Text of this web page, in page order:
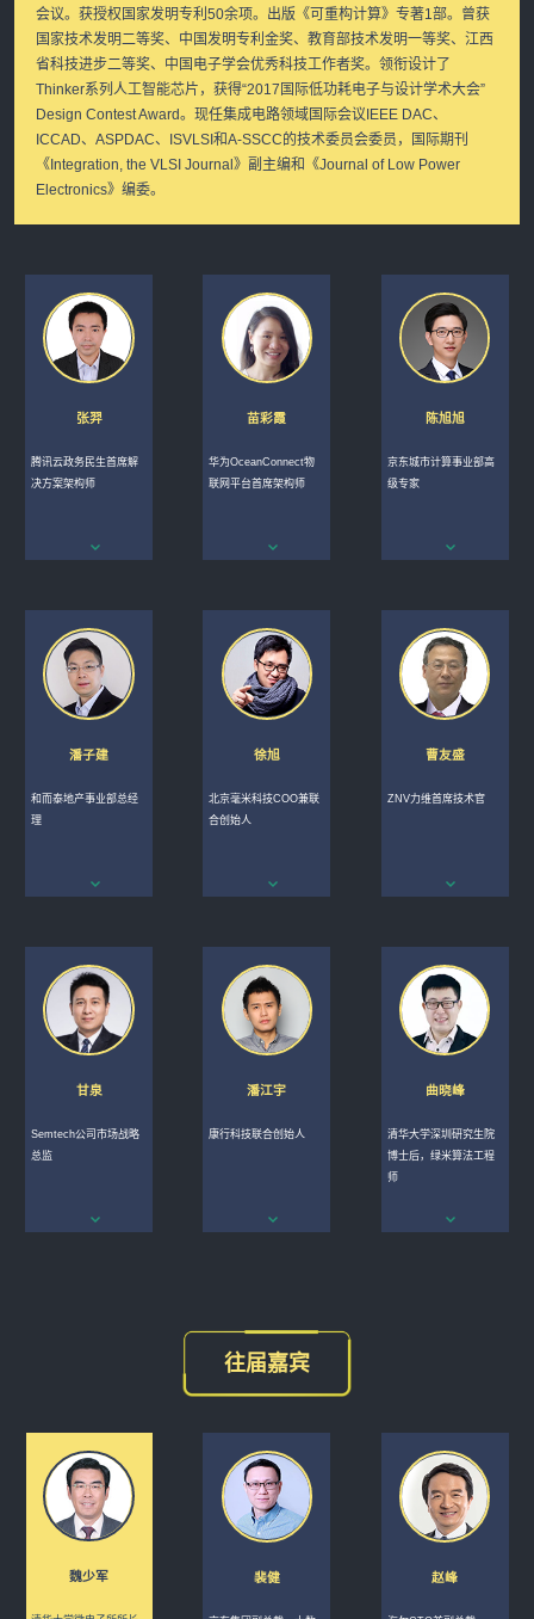
会议。获授权国家发明专利50余项。出版《可重构计算》专著1部。曾获
国家技术发明二等奖、中国发明专利金奖、教育部技术发明一等奖、江西
省科技进步二等奖、中国电子学会优秀科技工作者奖。领衔设计了
Thinker系列人工智能芯片，获得“2017国际低功耗电子与设计学术大会”
Design Contest Award。现任集成电路领域国际会议IEEE DAC、
ICCAD、ASPDAC、ISVLSI和A-SSCC的技术委员会委员，国际期刊
《Integration, the VLSI Journal》副主编和《Journal of Low Power
Electronics》编委。
张羿
腾讯云政务民生首席解
决方案架构师
苗彩霞
华为OceanConnect物
联网平台首席架构师
陈旭旭
京东城市计算事业部高
级专家
潘子建
和而泰地产事业部总经
理
徐旭
北京毫米科技COO兼联
合创始人
曹友盛
ZNV力维首席技术官
甘泉
Semtech公司市场战略
总监
潘江宇
康行科技联合创始人
曲晓峰
清华大学深圳研究生院
博士后，绿米算法工程
师
往届嘉宾
魏少军 裴健 赵峰